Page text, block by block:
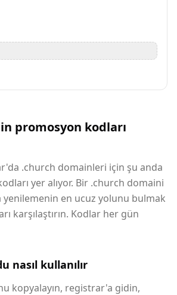
promosyon kodları
.church domainleri için şu anda
yer alıyor. Bir .church domaini
yenilemenin en ucuz yolunu bulmak
karşılaştırın. Kodlar her gün
nasıl kullanılır
kopyalayın, registrar'a gidin,